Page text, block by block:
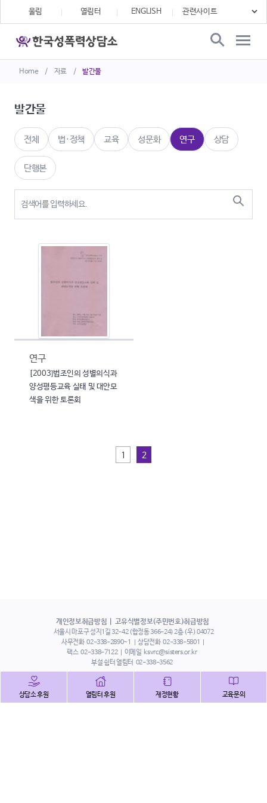
Home / 자료 / 발간물
울림 열림터 ENGLISH
발간물
전체 법·정책 교육 성문화 연구 상담
단행본
연구
[2003]법조인의 성별의식과
양성평등교육 실태 및 대안모
색을 위한 토론회
1 2
개인정보취급방침 고유식별정보(주민번호)취급방침
서울시 마포구 성지1길 32-42 (합정동 366-24) 2층 (우) 04072
사무전화 02-338-2890~1 상담전화 02-338-5801
팩스 02-338-7122 이메일 ksvrc@sisters.or.kr
부설 쉼터 열림터 02-338-3562
상담소 후원 열림터 후원 재정현황 교육문의